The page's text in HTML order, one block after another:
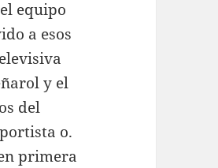
equipo
a esos
y el
del
o.
primera